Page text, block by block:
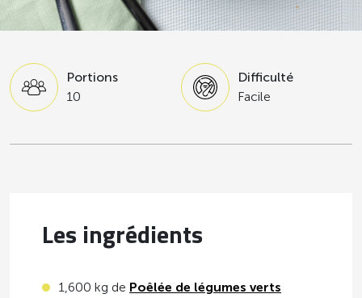
Portions
10
Difficulté
Facile
Les ingrédients
1,600 kg de Poêlée de légumes verts